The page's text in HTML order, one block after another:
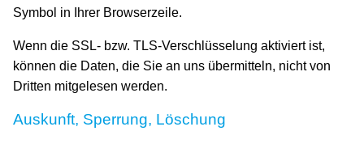
Symbol in Ihrer Browserzeile.
Wenn die SSL- bzw. TLS-Verschlüsselung aktiviert ist,
können die Daten, die Sie an uns übermitteln, nicht von
Dritten mitgelesen werden.
Auskunft, Sperrung, Löschung